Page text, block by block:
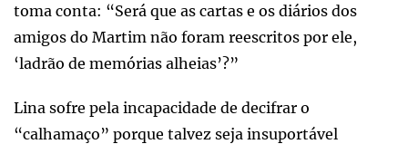
toma conta: “Será que as cartas e os diários dos
amigos do Martim não foram reescritos por ele,
‘ladrão de memórias alheias’?”
Lina sofre pela incapacidade de decifrar o
“calhamaço” porque talvez seja insuportável